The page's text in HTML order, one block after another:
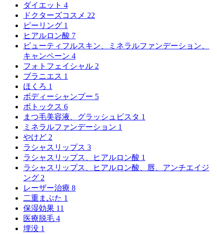
ダイエット 4
ドクターズコスメ 22
ピーリング 1
ヒアルロン酸 7
ビューティフルスキン、ミネラルファンデーション、
キャンペーン 4
フォトフェイシャル 2
ブラニエス 1
ほくろ 1
ボディーシャンプー 5
ボトックス 6
まつ毛美容液、グラッシュビスタ 1
ミネラルファンデーション 1
やけど 2
ラシャスリップス 3
ラシャスリップス、ヒアルロン酸 1
ラシャスリップス、ヒアルロン酸、唇、アンチエイジ
ング 2
レーザー治療 8
二重まぶた 1
保湿効果 11
医療脱毛 4
埋没 1